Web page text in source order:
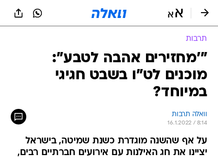
תרבות
"'מחזירים אהבה לטבע":
מוכנים לט"ו בשבט חגיגי
במיוחד?
וואלה תרבות
16.1.2022 / 8:14
על אף שהשנה מוגדרת כשנת שמיטה, בישראל
יציינו את חג האילנות עם אירועים חברתיים רבים,